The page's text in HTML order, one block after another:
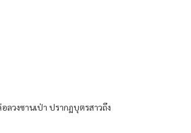
ลวงซานเป่า ปรากฏบุตรสาวถึง